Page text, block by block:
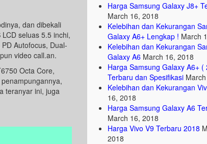
dan dibekali
seluas 5.5 inchi,
Autofocus, Dual-
video call.an.
Octa Core,
teranyar ini, juga
Harga Samsung Galaxy J8+
March 16, 2018
Kelebihan dan Kekurangan
Galaxy A6+ Lengkap ! March
Kelebihan dan Kekurangan
Galaxy A6 March 16, 2018
Harga Samsung Galaxy A6+ (
Terbaru dan Spesifikasi
Kelebihan dan Kekurangan
16, 2018
Harga Samsung Galaxy A6
March 16, 2018
Harga Vivo V9 Terbaru 2018
2018